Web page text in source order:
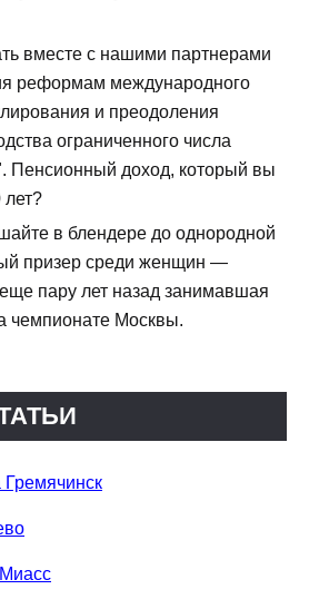
вместе с нашими партнерами
реформам международного
и преодоления
ограниченного числа
Пенсионный доход, который вы
лет?
в блендере до однородной
призер среди женщин —
пару лет назад занимавшая
чемпионате Москвы.
Гремячинск